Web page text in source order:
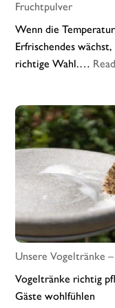
Fruchtpulver
Wenn die
Erfrischendes
richtige Wahl.…
Unsere Vogeltränke
Vogeltränke richtig
Gäste wohlfühlen